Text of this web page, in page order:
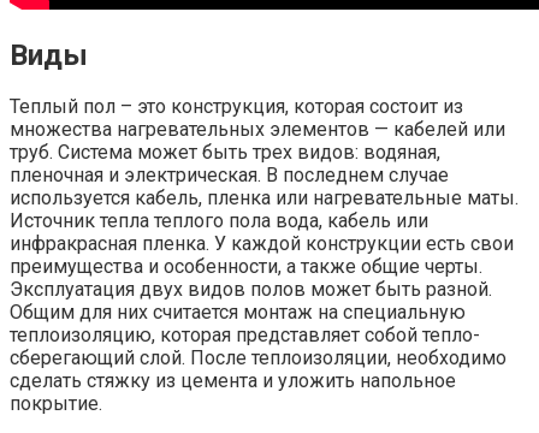
Виды
Теплый пол – это конструкция, которая состоит из
множества нагревательных элементов — кабелей или
труб. Система может быть трех видов: водяная,
пленочная и электрическая. В последнем случае
используется кабель, пленка или нагревательные маты.
Источник тепла теплого пола вода, кабель или
инфракрасная пленка. У каждой конструкции есть свои
преимущества и особенности, а также общие черты.
Эксплуатация двух видов полов может быть разной.
Общим для них считается монтаж на специальную
теплоизоляцию, которая представляет собой тепло-
сберегающий слой. После теплоизоляции, необходимо
сделать стяжку из цемента и уложить напольное
покрытие.